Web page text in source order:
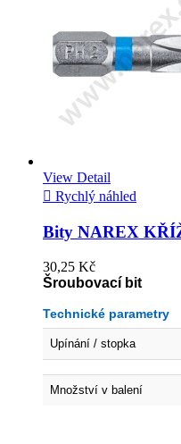
View Detail
 Rychlý náhled
Bity NAREX
30,25 Kč
Šroubovací bit
Technické parametry
Upínání / stopka
Množství v balení